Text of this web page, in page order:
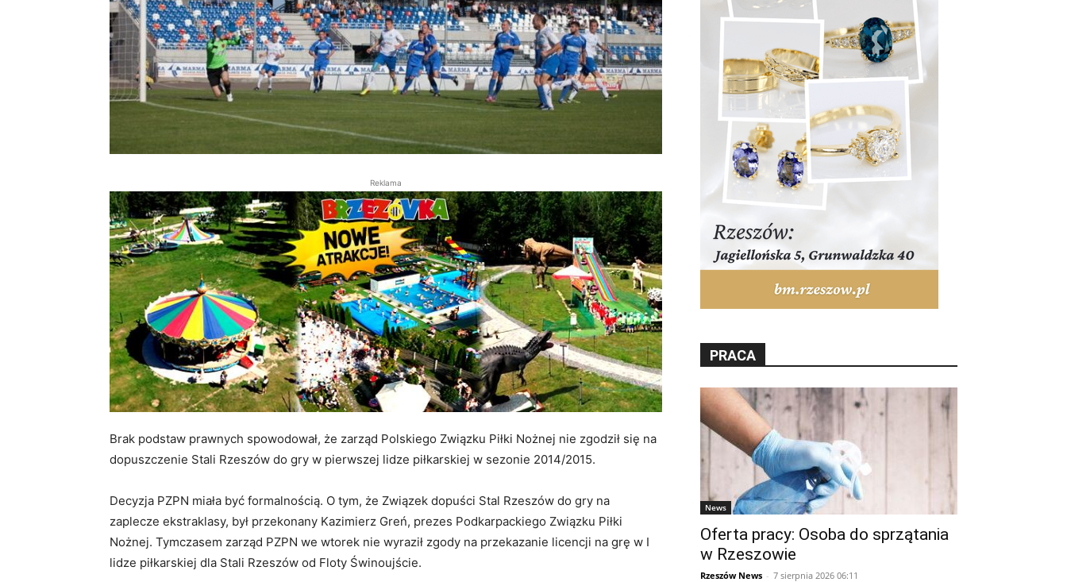
Reklama
Brak podstaw prawnych spowodował, że zarząd Polskiego Związku Piłki Nożnej nie zgodził się na
dopuszczenie Stali Rzeszów do gry w pierwszej lidze piłkarskiej w sezonie 2014/2015.
Decyzja PZPN miała być formalnością. O tym, że Związek dopuści Stal Rzeszów do gry na
zaplecze ekstraklasy, był przekonany Kazimierz Greń, prezes Podkarpackiego Związku Piłki
Nożnej. Tymczasem zarząd PZPN we wtorek nie wyraził zgody na przekazanie licencji na grę w I
lidze piłkarskiej dla Stali Rzeszów od Floty Świnoujście.
PRACA
News
Oferta pracy: Osoba do sprzątania
w Rzeszowie
Rzeszów News - 7 sierpnia 2026 06:11